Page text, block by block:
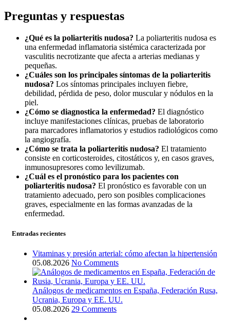
Preguntas y respuestas
¿Qué es la poliarteritis nudosa? La poliarteritis nudosa es
una enfermedad inflamatoria sistémica caracterizada por
vasculitis necrotizante que afecta a arterias medianas y
pequeñas.
¿Cuáles son los principales síntomas de la poliarteritis
nudosa? Los síntomas principales incluyen fiebre,
debilidad, pérdida de peso, dolor muscular y nódulos en la
piel.
¿Cómo se diagnostica la enfermedad? El diagnóstico
incluye manifestaciones clínicas, pruebas de laboratorio
para marcadores inflamatorios y estudios radiológicos como
la angiografía.
¿Cómo se trata la poliarteritis nudosa? El tratamiento
consiste en corticosteroides, citostáticos y, en casos graves,
inmunosupresores como levilizumab.
¿Cuál es el pronóstico para los pacientes con
poliarteritis nudosa? El pronóstico es favorable con un
tratamiento adecuado, pero son posibles complicaciones
graves, especialmente en las formas avanzadas de la
enfermedad.
Entradas recientes
Vitaminas y presión arterial: cómo afectan la hipertensión
05.08.2026 No Comments
Análogos de medicamentos en España, Federación Rusa,
Ucrania, Europa y EE. UU.
05.08.2026 29 Comments